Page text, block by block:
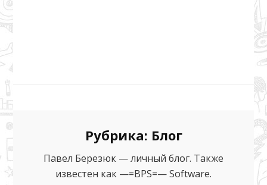
Blog
Рубрика: Блог
Павел Березюк — личный блог. Также
известен как —=BPS=— Software.